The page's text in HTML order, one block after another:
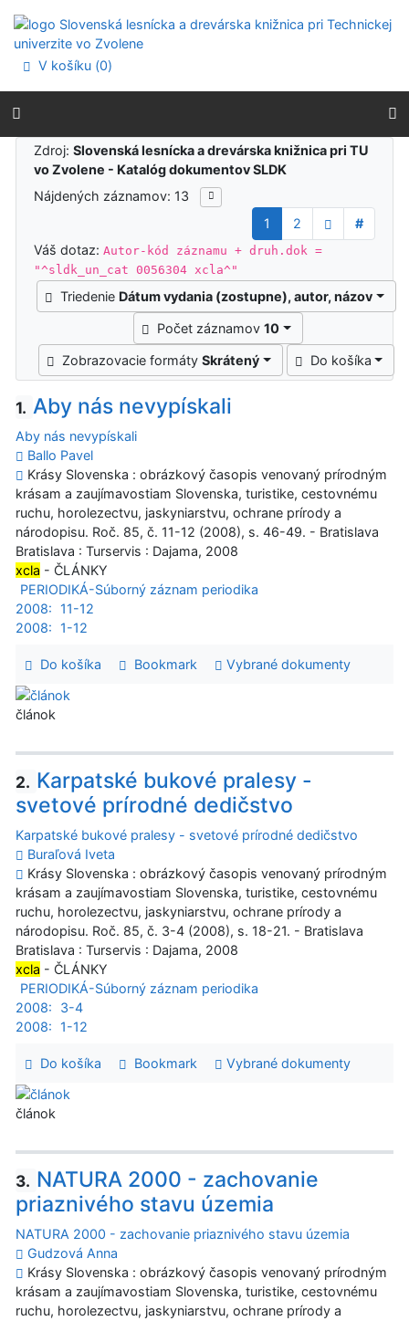
Prejsť na menu
Prehlásenie o webovej prístupnosti
V košíku (0)
Výsledky vyhľadávania
Zdroj:Slovenská lesnícka a drevárska knižnica pri TU
vo Zvolene - Katalóg dokumentov SLDK
Nájdených záznamov: 13
1
2
#
Váš dotaz:Autor-kód záznamu + druh.dok =
"^sldk_un_cat 0056304 xcla^"
Triedenie Dátum vydania (zostupne), autor, názov
Počet záznamov10
Zobrazovacie formátySkrátený Do košíka
1. Aby nás nevypískali
Aby nás nevypískali
Ballo Pavel
Krásy Slovenska : obrázkový časopis venovaný prírodným
krásam a zaujímavostiam Slovenska, turistike, cestovnému
ruchu, horolezectvu, jaskyniarstvu, ochrane prírody a
národopisu. Roč. 85, č. 11-12 (2008), s. 46-49. - Bratislava
Bratislava : Turservis : Dajama, 2008
xcla - ČLÁNKY
PERIODIKÁ-Súborný záznam periodika
2008:
11-12
2008:
1-12
Do košíka Bookmark Vybrané dokumenty
článok
2. Karpatské bukové pralesy -
svetové prírodné dedičstvo
Karpatské bukové pralesy - svetové prírodné dedičstvo
Buraľová Iveta
Krásy Slovenska : obrázkový časopis venovaný prírodným
krásam a zaujímavostiam Slovenska, turistike, cestovnému
ruchu, horolezectvu, jaskyniarstvu, ochrane prírody a
národopisu. Roč. 85, č. 3-4 (2008), s. 18-21. - Bratislava
Bratislava : Turservis : Dajama, 2008
xcla - ČLÁNKY
PERIODIKÁ-Súborný záznam periodika
2008:
3-4
2008:
1-12
Do košíka Bookmark Vybrané dokumenty
článok
3. NATURA 2000 - zachovanie
priaznivého stavu územia
NATURA 2000 - zachovanie priaznivého stavu územia
Gudzová Anna
Krásy Slovenska : obrázkový časopis venovaný prírodným
krásam a zaujímavostiam Slovenska, turistike, cestovnému
ruchu, horolezectvu, jaskyniarstvu, ochrane prírody a